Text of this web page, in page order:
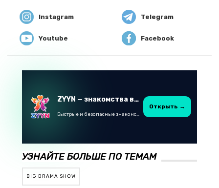
Instagram Telegram
Youtube Facebook
ZYYN — знакомства в Казахстане
Быстрые и безопасные знакомства в Telegram
Открыть →
УЗНАЙТЕ БОЛЬШЕ ПО ТЕМАМ
BIG DRAMA SHOW